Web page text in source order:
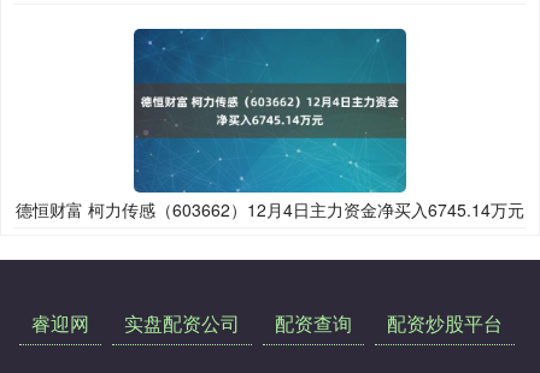
德恒财富 柯力传感（603662）12月4日主力资金净买入6745.14万元
睿迎网 实盘配资公司 配资查询 配资炒股平台